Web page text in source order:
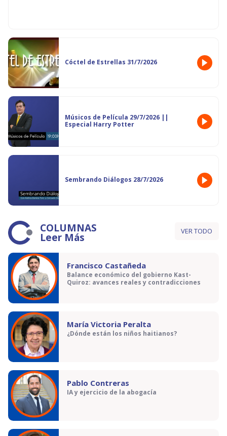
Cóctel de Estrellas 31/7/2026
Músicos de Película 29/7/2026 ||
Especial Harry Potter
Sembrando Diálogos 28/7/2026
COLUMNAS
Leer Más VER TODO
Francisco Castañeda
Balance económico del gobierno Kast-
Quiroz: avances reales y contradicciones
María Victoria Peralta
¿Dónde están los niños haitianos?
Pablo Contreras
IA y ejercicio de la abogacía